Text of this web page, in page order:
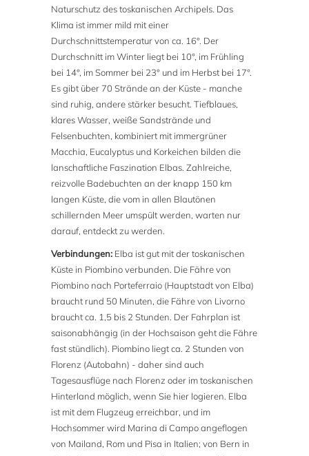
Naturschutz des toskanischen Archipels. Das
Klima ist immer mild mit einer
Durchschnittstemperatur von ca. 16°. Der
Durchschnitt im Winter liegt bei 10°, im Frühling
bei 14°, im Sommer bei 23° und im Herbst bei 17°.
Es gibt über 70 Strände an der Küste - manche
sind ruhig, andere stärker besucht. Tiefblaues,
klares Wasser, weiße Sandstrände und
Felsenbuchten, kombiniert mit immergrüner
Macchia, Eucalyptus und Korkeichen bilden die
lanschaftliche Faszination Elbas. Zahlreiche,
reizvolle Badebuchten an der knapp 150 km
langen Küste, die vom in allen Blautönen
schillernden Meer umspült werden, warten nur
darauf, entdeckt zu werden.
Verbindungen: Elba ist gut mit der toskanischen
Küste in Piombino verbunden. Die Fähre von
Piombino nach Porteferraio (Hauptstadt von Elba)
braucht rund 50 Minuten, die Fähre von Livorno
braucht ca. 1,5 bis 2 Stunden. Der Fahrplan ist
saisonabhängig (in der Hochsaison geht die Fähre
fast stündlich). Piombino liegt ca. 2 Stunden von
Florenz (Autobahn) - daher sind auch
Tagesausflüge nach Florenz oder im toskanischen
Hinterland möglich, wenn Sie hier logieren. Elba
ist mit dem Flugzeug erreichbar, und im
Hochsommer wird Marina di Campo angeflogen
von Mailand, Rom und Pisa in Italien; von Bern in